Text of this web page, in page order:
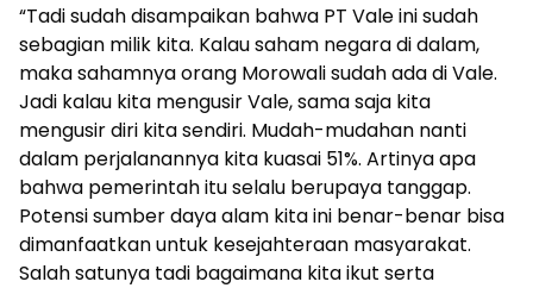
“Tadi sudah disampaikan bahwa PT Vale ini sudah
sebagian milik kita. Kalau saham negara di dalam,
maka sahamnya orang Morowali sudah ada di Vale.
Jadi kalau kita mengusir Vale, sama saja kita
mengusir diri kita sendiri. Mudah-mudahan nanti
dalam perjalanannya kita kuasai 51%. Artinya apa
bahwa pemerintah itu selalu berupaya tanggap.
Potensi sumber daya alam kita ini benar-benar bisa
dimanfaatkan untuk kesejahteraan masyarakat.
Salah satunya tadi bagaimana kita ikut serta